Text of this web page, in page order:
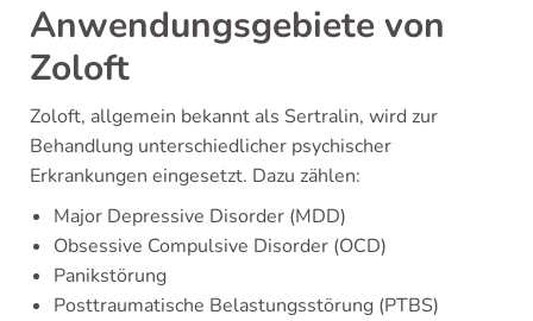
Anwendungsgebiete von
Zoloft
Zoloft, allgemein bekannt als Sertralin, wird zur
Behandlung unterschiedlicher psychischer
Erkrankungen eingesetzt. Dazu zählen:
Major Depressive Disorder (MDD)
Obsessive Compulsive Disorder (OCD)
Panikstörung
Posttraumatische Belastungsstörung (PTBS)